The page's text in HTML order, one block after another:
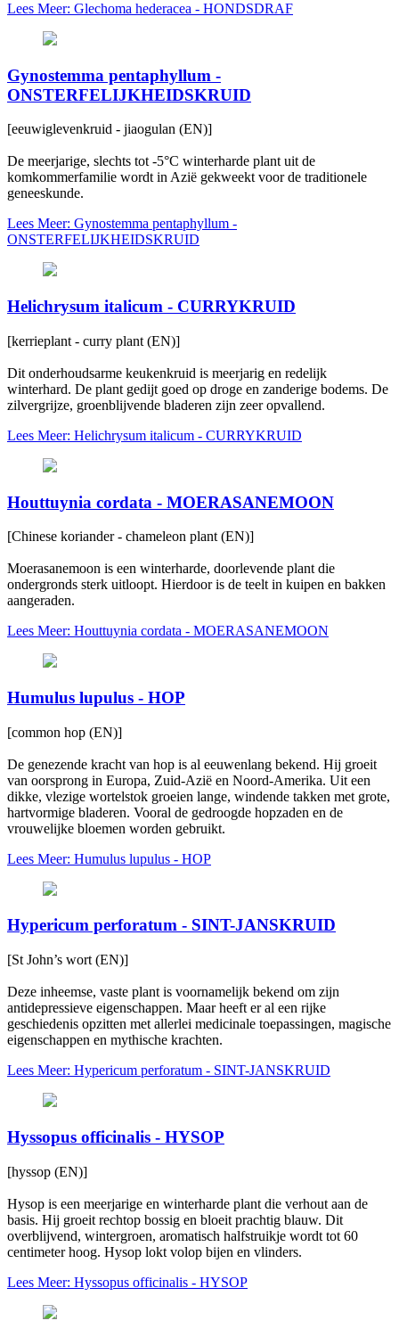
Lees Meer: Glechoma hederacea - HONDSDRAF
Gynostemma pentaphyllum -
ONSTERFELIJKHEIDSKRUID
[eeuwiglevenkruid - jiaogulan (EN)]
De meerjarige, slechts tot -5°C winterharde plant uit de
komkommerfamilie wordt in Azië gekweekt voor de traditionele
geneeskunde.
Lees Meer: Gynostemma pentaphyllum -
ONSTERFELIJKHEIDSKRUID
Helichrysum italicum - CURRYKRUID
[kerrieplant - curry plant (EN)]
Dit onderhoudsarme keukenkruid is meerjarig en redelijk
winterhard. De plant gedijt goed op droge en zanderige bodems. De
zilvergrijze, groenblijvende bladeren zijn zeer opvallend.
Lees Meer: Helichrysum italicum - CURRYKRUID
Houttuynia cordata - MOERASANEMOON
[Chinese koriander - chameleon plant (EN)]
Moerasanemoon is een winterharde, doorlevende plant die
ondergronds sterk uitloopt. Hierdoor is de teelt in kuipen en bakken
aangeraden.
Lees Meer: Houttuynia cordata - MOERASANEMOON
Humulus lupulus - HOP
[common hop (EN)]
De genezende kracht van hop is al eeuwenlang bekend. Hij groeit
van oorsprong in Europa, Zuid-Azië en Noord-Amerika. Uit een
dikke, vlezige wortelstok groeien lange, windende takken met grote,
hartvormige bladeren. Vooral de gedroogde hopzaden en de
vrouwelijke bloemen worden gebruikt.
Lees Meer: Humulus lupulus - HOP
Hypericum perforatum - SINT-JANSKRUID
[St John’s wort (EN)]
Deze inheemse, vaste plant is voornamelijk bekend om zijn
antidepressieve eigenschappen. Maar heeft er al een rijke
geschiedenis opzitten met allerlei medicinale toepassingen, magische
eigenschappen en mythische krachten.
Lees Meer: Hypericum perforatum - SINT-JANSKRUID
Hyssopus officinalis - HYSOP
[hyssop (EN)]
Hysop is een meerjarige en winterharde plant die verhout aan de
basis. Hij groeit rechtop bossig en bloeit prachtig blauw. Dit
overblijvend, wintergroen, aromatisch halfstruikje wordt tot 60
centimeter hoog. Hysop lokt volop bijen en vlinders.
Lees Meer: Hyssopus officinalis - HYSOP